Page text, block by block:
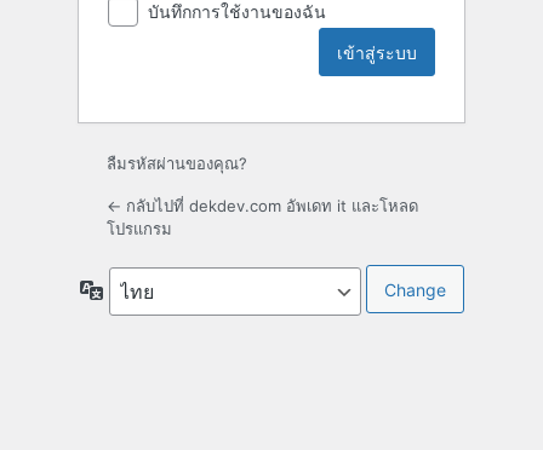
บันทึกการใช้งานของฉัน
ลืมรหัสผ่านของคุณ?
← กลับไปที่ dekdev.com อัพเดท it และโหลด
โปรแกรม
ภาษา